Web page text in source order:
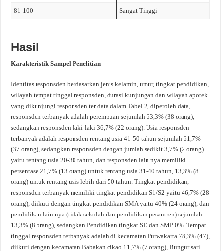
81-100 Sangat Tinggi
Hasil
Karakteristik Sampel Penelitian
Identitas responsden berdasarkan jenis kelamin, umur, tingkat pendidikan,
wilayah tempat tinggal responsden, durasi kunjungan dan wilayah apotek
yang dikunjungi responsden ter data dalam Tabel 2, diperoleh data,
responsden terbanyak adalah perempuan sejumlah 63,3% (38 orang),
sedangkan responsden laki-laki 36,7% (22 orang). Usia responsden
terbanyak adalah responsden rentang usia 41-50 tahun sejumlah 61,7%
(37 orang), sedangkan responsden dengan jumlah sedikit 3,7% (2 orang)
yaitu rentang usia 20-30 tahun, dan responsden lain nya memiliki
persentase 21,7% (13 orang) untuk rentang usia 31-40 tahun, 13,3% (8
orang) untuk rentang usis lebih dari 50 tahun. Tingkat pendidikan,
responsden terbanyak memiliki tingkat pendidikan S1/S2 yaitu 46,7% (28
orang), diikuti dengan tingkat pendidikan SMA yaitu 40% (24 orang), dan
pendidikan lain nya (tidak sekolah dan pendidikan pesantren) sejumlah
13,3% (8 orang), sedangkan Pendidikan tingkat SD dan SMP 0%. Tempat
tinggal responsden terbanyak adalah di kecamatan Purwakarta 78,3% (47),
diikuti dengan kecamatan Babakan cikao 11,7% (7 orang), Bungur sari